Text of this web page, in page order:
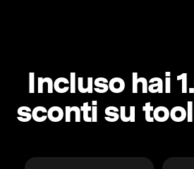
Incluso hai
sconti su